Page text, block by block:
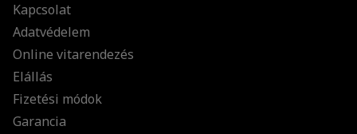
Kapcsolat
Adatvédelem
Online vitarendezés
Elállás
Fizetési módok
Garancia